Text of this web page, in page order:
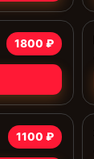
1800 ₽
1100 ₽